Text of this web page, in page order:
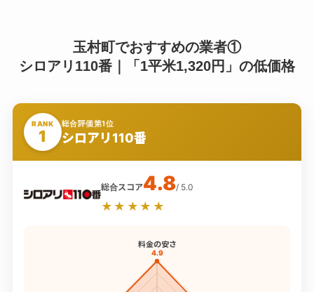
玉村町でおすすめの業者①
シロアリ110番｜「1平米1,320円」の低価格
RANK
1
総合評価第1位
シロアリ110番
総合スコア4.8/ 5.0
★★★★★
料金の安さ
4.9